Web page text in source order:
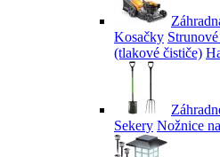
Kosačky
(tlakové čističe)
Sekery Nožnice